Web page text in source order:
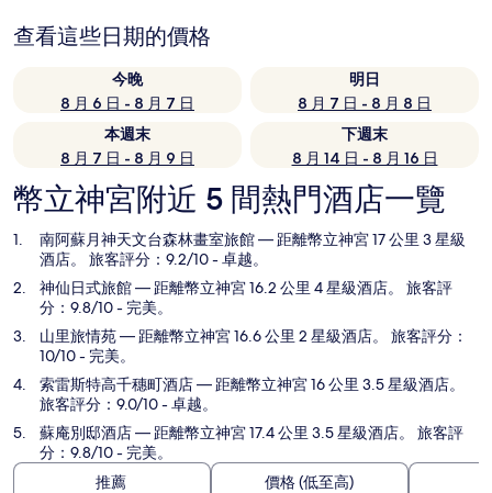
查看這些日期的價格
今晚
8 月 6 日 - 8 月 7 日
明日
8 月 7 日 - 8 月 8 日
本週末
8 月 7 日 - 8 月 9 日
下週末
8 月 14 日 - 8 月 16 日
幣立神宮附近 5 間熱門酒店一覽
南阿蘇月神天文台森林畫室旅館— 距離幣立神宮 17 公里 3 星級
酒店。 旅客評分：9.2/10 - 卓越。
神仙日式旅館— 距離幣立神宮 16.2 公里 4 星級酒店。 旅客評
分：9.8/10 - 完美。
山里旅情苑— 距離幣立神宮 16.6 公里 2 星級酒店。 旅客評分：
10/10 - 完美。
索雷斯特高千穗町酒店— 距離幣立神宮 16 公里 3.5 星級酒店。
旅客評分：9.0/10 - 卓越。
蘇庵別邸酒店— 距離幣立神宮 17.4 公里 3.5 星級酒店。 旅客評
分：9.8/10 - 完美。
推薦
價格 (低至高)